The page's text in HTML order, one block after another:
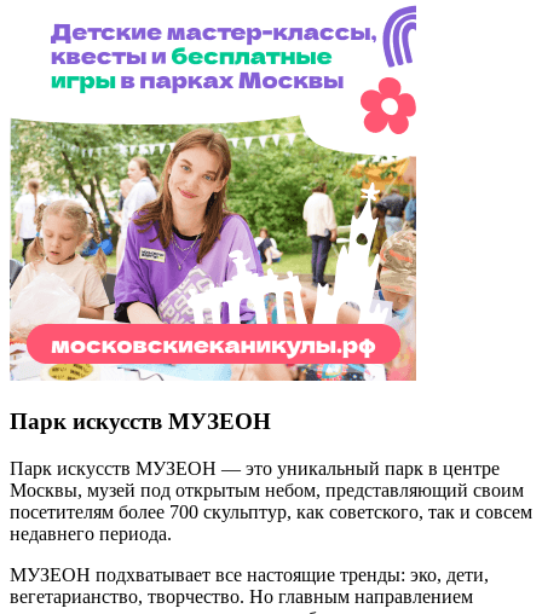
Парк искусств МУЗЕОН
Парк искусств МУЗЕОН — это уникальный парк в центре
Москвы, музей под открытым небом, представляющий своим
посетителям более 700 скульптур, как советского, так и совсем
недавнего периода.
МУЗЕОН подхватывает все настоящие тренды: эко, дети,
вегетарианство, творчество. Но главным направлением